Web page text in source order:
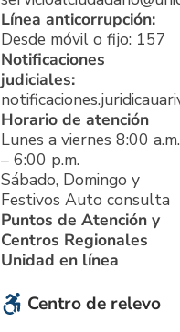
Línea anticorrupción:
Desde móvil o fijo: 157
Notificaciones
judiciales:
Horario de atención
Lunes a viernes 8:00 a.m.
– 6:00 p.m.
Sábado, Domingo y
Festivos Auto consulta
Puntos de Atención y
Centros Regionales
Unidad en línea
Centro de relevo